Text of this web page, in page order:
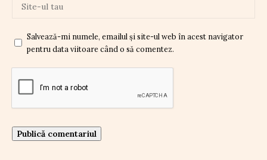
Salvează-mi numele, emailul și site-ul web în acest navigator
pentru data viitoare când o să comentez.